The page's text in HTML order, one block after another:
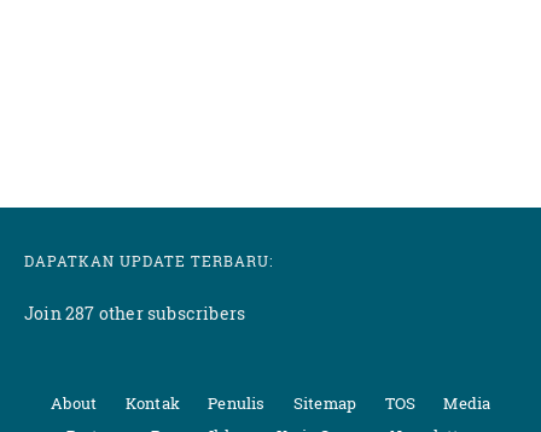
DAPATKAN UPDATE TERBARU:
Join 287 other subscribers
About Kontak Penulis Sitemap TOS
Media